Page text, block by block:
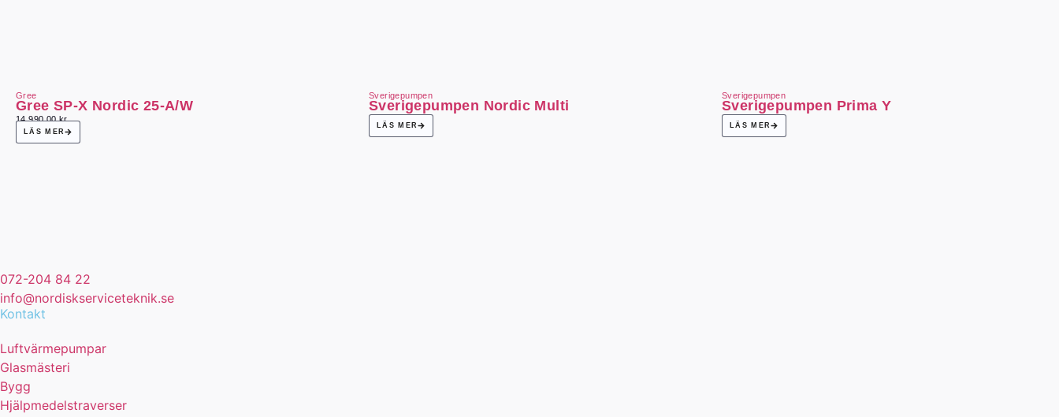
Gree
Gree SP-X Nordic 25-A/W
14 990,00kr
LÄS MER
Sverigepumpen
Sverigepumpen Nordic Multi
LÄS MER
Sverigepumpen
Sverigepumpen Prima Y
LÄS MER
072-204 84 22
info@nordiskserviceteknik.se
Kontakt
Luftvärmepumpar
Glasmästeri
Bygg
Hjälpmedelstraverser